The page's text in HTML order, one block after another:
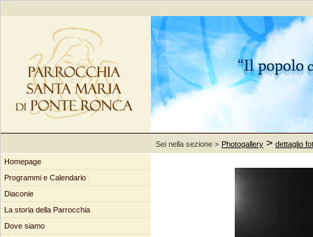
Sei nella sezione > Photogallery > dettaglio
Homepage
Programmi e Calendario
Diaconie
La storia della Parrocchia
Dove siamo